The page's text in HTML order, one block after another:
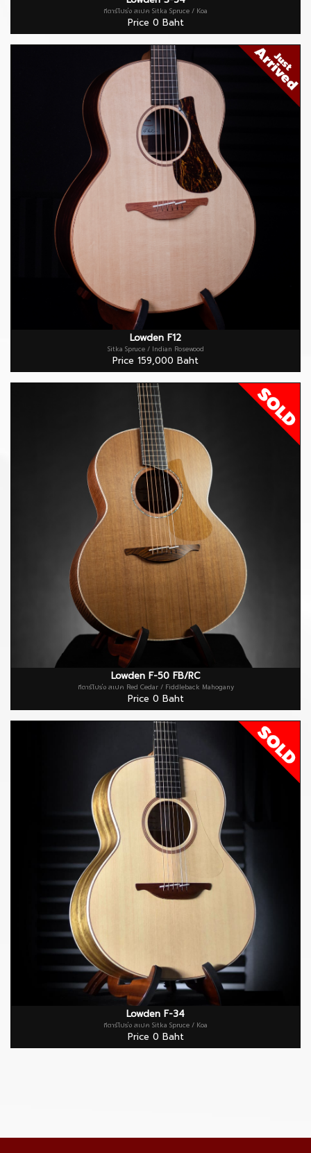
กีตาร์โปร่ง สเปค Sitka Spruce / Koa
Price 0 Baht
Lowden F12
Sitka Spruce / Indian Rosewood
Price 159,000 Baht
Lowden F-50 FB/RC
กีตาร์โปร่ง สเปค Red Cedar / Fiddleback Mahogany
Price 0 Baht
Lowden F-34
กีตาร์โปร่ง สเปค Sitka Spruce / Koa
Price 0 Baht